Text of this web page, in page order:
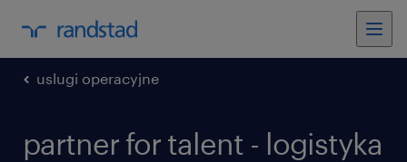
uslugi operacyjne
partner for talent - logistyka